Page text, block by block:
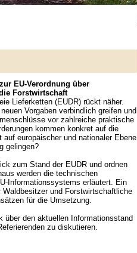
EU-Verordnung über
Forstwirtschaft
Lieferketten (EUDR) rückt näher.
Vorgaben verbindlich greifen und
vor zahlreiche praktische
kommen konkret auf die
europäischer und nationaler Ebene
gelingen?
zum Stand der EUDR und ordnen
werden die technischen
Informationssystems erläutert. Ein
und Forstwirtschaftliche
für die Umsetzung.
über den aktuellen Informationsstand
zu diskutieren.